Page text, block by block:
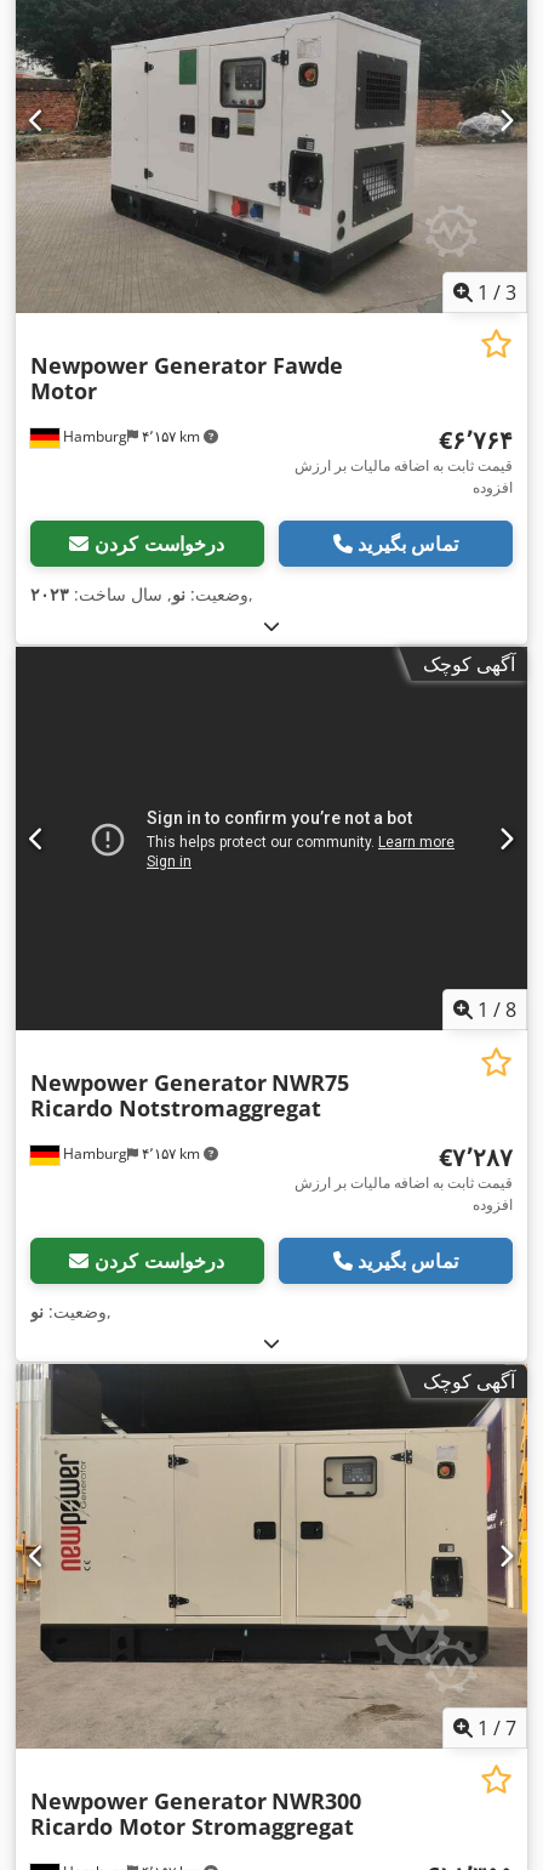
1 /3
Hamburg ۴٬۱۵۷ km
Newpower Generator Fawde
Motor
‎€۶٬۷۶۴
قیمت ثابت به اضافه مالیات بر ارزش
افزوده
درخواست کردن تماس بگیرید
وضعیت: نو, سال ساخت: ۲۰۲۳ ,
آگهی کوچک
1 /8
Hamburg ۴٬۱۵۷ km
Newpower Generator NWR75
Ricardo Notstromaggregat
‎€۷٬۲۸۷
قیمت ثابت به اضافه مالیات بر ارزش
افزوده
درخواست کردن تماس بگیرید
وضعیت: نو ,
آگهی کوچک
1 /7
Newpower Generator NWR300
Ricardo Motor Stromaggregat